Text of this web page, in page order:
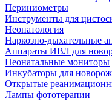
Периниометры
Инструменты для
Неонатология
Наркозно-дыхательные
Аппараты ИВЛ для
Неонатальные мониторы
Инкубаторы для
Открытые
Лампы фототерапии